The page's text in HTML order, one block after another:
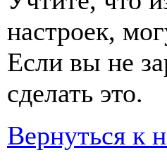
настроек,
Если вы не
сделать это.
Вернуться к